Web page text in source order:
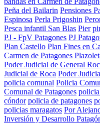
Peña del Bailarin Pensiones
Espinosa Perla Prigoshin
Pesca infantil San Blas Pier
PJ - FpV Patagones PJ
Plan Castello Plan Fines en
Carmen de Patagones
Poder Judicial de General
Judicial de Roca Poder
policia comunal Policia
Comunal de Patagones
cóndor policia de patagones
policias maragatos Por
Inversión y Desarrollo